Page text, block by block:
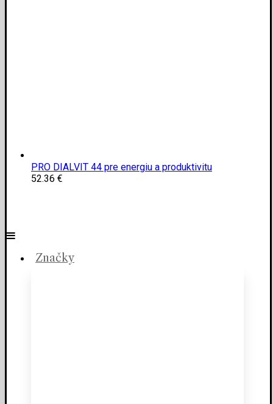
PRO DIALVIT 44 pre energiu a produktivitu
52.36 €
Značky